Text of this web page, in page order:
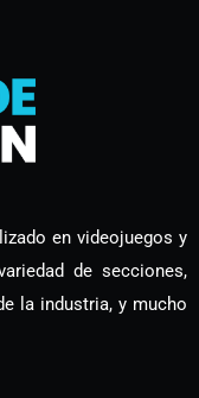
en videojuegos y
de secciones,
la industria, y mucho